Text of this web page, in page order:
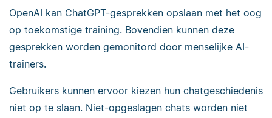
OpenAI kan ChatGPT-gesprekken opslaan met het oog
op toekomstige training. Bovendien kunnen deze
gesprekken worden gemonitord door menselijke AI-
trainers.
Gebruikers kunnen ervoor kiezen hun chatgeschiedenis
niet op te slaan. Niet-opgeslagen chats worden niet